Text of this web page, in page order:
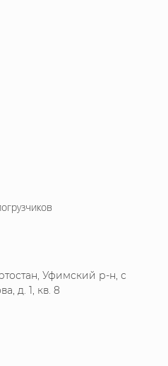
Уфимский р-н, с
д. 1, кв. 8